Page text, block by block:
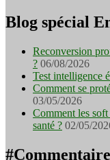
Blog spécial
Reconversion
? 06/08/2026
Test intelligence
Comment se
03/05/2026
Comment les
santé ? 02/05/